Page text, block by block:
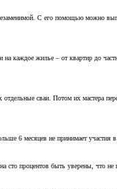
С его помощью можно
на каждое жилье – от квартир до
сваи. Потом их мастера
6 месяцев не принимает
процентов быть уверены, что не